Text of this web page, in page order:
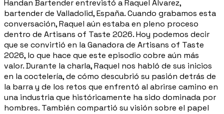
Handan Bartender entrevistó a Raquel Álvarez,
bartender de Valladolid, España. Cuando grabamos esta
conversación, Raquel aún estaba en pleno proceso
dentro de Artisans of Taste 2026. Hoy podemos decir
que se convirtió en la Ganadora de Artisans of Taste
2026, lo que hace que este episodio cobre aún más
valor. Durante la charla, Raquel nos habló de sus inicios
en la coctelería, de cómo descubrió su pasión detrás de
la barra y de los retos que enfrentó al abrirse camino en
una industria que históricamente ha sido dominada por
hombres. También compartió su visión sobre el papel